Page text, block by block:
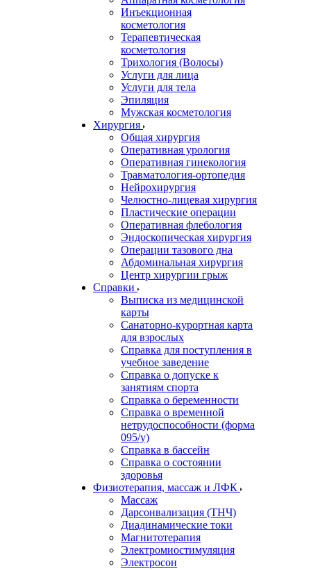
Инъекционная
косметология
Терапевтическая
косметология
Трихология (Волосы)
Услуги для лица
Услуги для тела
Эпиляция
Мужская косметология
Хирургия
Общая хирургия
Оперативная урология
Оперативная гинекология
Травматология-ортопедия
Нейрохирургия
Челюстно-лицевая хирургия
Пластические операции
Оперативная флебология
Эндоскопическая хирургия
Операции тазового дна
Абдоминальная хирургия
Центр хирургии грыж
Справки
Выписка из медицинской
карты
Санаторно-курортная карта
для взрослых
Справка для поступления в
учебное заведение
Справка о допуске к
занятиям спорта
Справка о беременности
Справка о временной
нетрудоспособности (форма
095/у)
Справка в бассейн
Справка о состоянии
здоровья
Физиотерапия, массаж и ЛФК
Массаж
Дарсонвализация (ТНЧ)
Диадинамические токи
Магнитотерапия
Электромиостимуляция
Электросон